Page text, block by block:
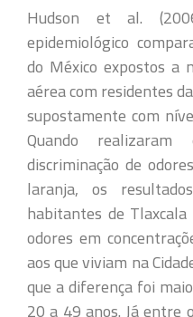
Hudson et al.
epidemiológico
do México expostos a
aérea com residentes
supostamente com
Quando
discriminação de
laranja, os
habitantes de
odores em
aos que viviam na
que a diferença foi